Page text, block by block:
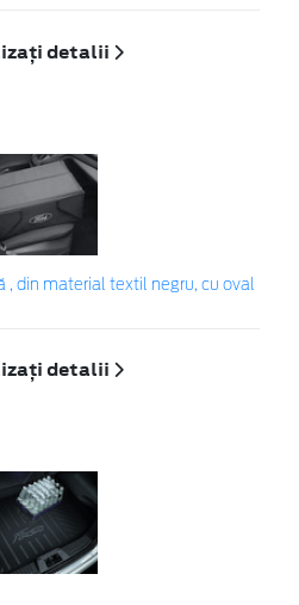
detalii
, din material textil negru, cu oval
detalii